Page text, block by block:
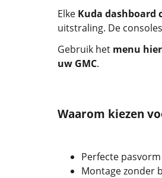
Elke Kuda dashboard
uitstraling. De
Gebruik het menu
uw GMC.
Waarom kiezen
Perfecte
Montage zonder